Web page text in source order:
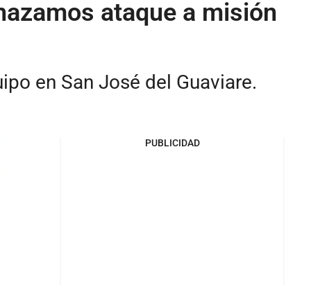
ataque a misión
en San José del Guaviare.
PUBLICIDAD